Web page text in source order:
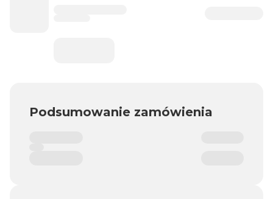
Podsumowanie zamówienia